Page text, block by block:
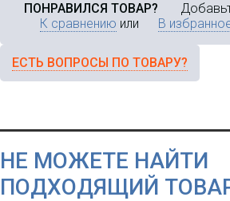
ПОНРАВИЛСЯ ТОВАР?
К сравнению или В
ЕСТЬ ВОПРОСЫ ПО ТОВАРУ?
НЕ МОЖЕТЕ НАЙТИ
ПОДХОДЯЩИЙ